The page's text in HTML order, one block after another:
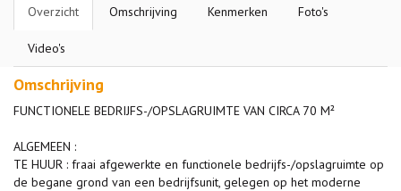
Overzicht Omschrijving Kenmerken Foto's
Video's
Omschrijving
FUNCTIONELE BEDRIJFS-/OPSLAGRUIMTE VAN CIRCA 70 M²
ALGEMEEN :
TE HUUR : fraai afgewerkte en functionele bedrijfs-/opslagruimte op
de begane grond van een bedrijfsunit, gelegen op het moderne